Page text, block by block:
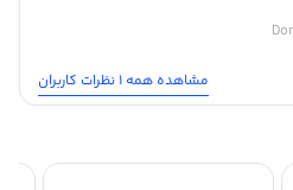
مشاهده همه 1 نظرات کاربران